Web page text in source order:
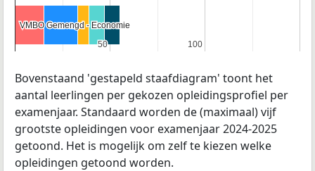
50
50 100
100
VMBO Gemengd - Economie
VMBO Gemengd - Economie
Bovenstaand 'gestapeld staafdiagram' toont het
aantal leerlingen per gekozen opleidingsprofiel per
examenjaar. Standaard worden de (maximaal) vijf
grootste opleidingen voor examenjaar 2024-2025
getoond. Het is mogelijk om zelf te kiezen welke
opleidingen getoond worden.